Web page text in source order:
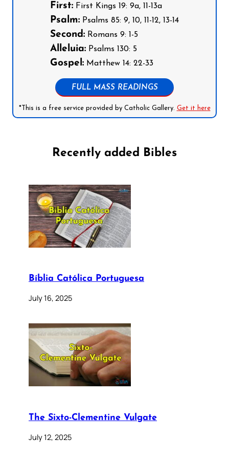
First: First Kings 19: 9a, 11-13a
Psalm: Psalms 85: 9, 10, 11-12, 13-14
Second: Romans 9: 1-5
Alleluia: Psalms 130: 5
Gospel: Matthew 14: 22-33
FULL MASS READINGS
*This is a free service provided by Catholic Gallery. Get it here
Recently added Bibles
Bíblia Católica Portuguesa
July 16, 2025
The Sixto-Clementine Vulgate
July 12, 2025